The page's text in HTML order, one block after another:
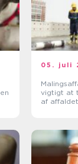
05. juli
vigtigt at
af affaldet